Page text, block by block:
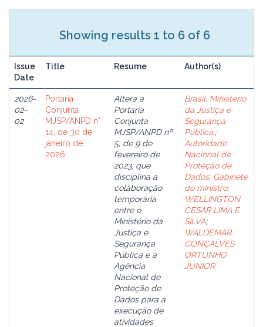
Showing results 1 to 6 of 6
Issue
Date
Title Resume Author(s)
2026-
02-
02
Portaria
Conjunta
MJSP/ANPD n°
14, de 30 de
janeiro de
2026
Altera a
Portaria
Conjunta
MJSP/ANPD nº
5, de 9 de
fevereiro de
2023, que
disciplina a
colaboração
temporária
entre o
Ministério da
Justiça e
Segurança
Pública e a
Agência
Nacional de
Proteção de
Dados para a
execução de
atividades
Brasil. Ministério
da Justiça e
Segurança
Pública.;
Autoridade
Nacional de
Proteção de
Dados; Gabinete
do ministro;
WELLINGTON
CÉSAR LIMA E
SILVA;
WALDEMAR
GONÇALVES
ORTUNHO
JÚNIOR